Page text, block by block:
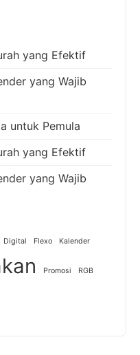
yang Efektif
yang Wajib
untuk Pemula
yang Efektif
yang Wajib
Digital Flexo Kalender
Promosi RGB